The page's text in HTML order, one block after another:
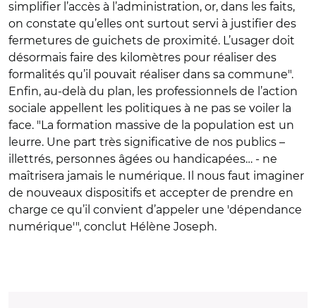
simplifier l’accès à l’administration, or, dans les faits,
on constate qu’elles ont surtout servi à justifier des
fermetures de guichets de proximité. L’usager doit
désormais faire des kilomètres pour réaliser des
formalités qu’il pouvait réaliser dans sa commune".
Enfin, au-delà du plan, les professionnels de l’action
sociale appellent les politiques à ne pas se voiler la
face. "La formation massive de la population est un
leurre. Une part très significative de nos publics –
illettrés, personnes âgées ou handicapées… - ne
maîtrisera jamais le numérique. Il nous faut imaginer
de nouveaux dispositifs et accepter de prendre en
charge ce qu’il convient d’appeler une 'dépendance
numérique'", conclut Hélène Joseph.